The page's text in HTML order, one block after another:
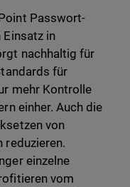
Passwort-
Einsatz in
nachhaltig für
für
mehr Kontrolle
einher. Auch die
von
reduzieren.
einzelne
vom